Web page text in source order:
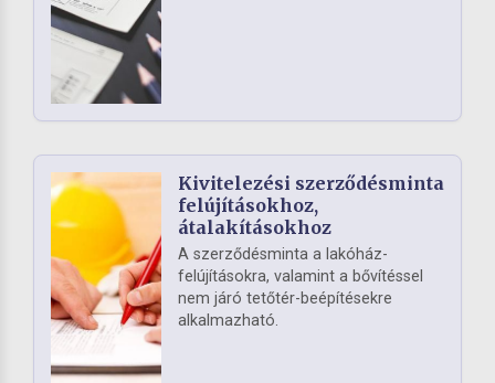
Kivitelezési szerződésminta
felújításokhoz,
átalakításokhoz
A szerződésminta a lakóház-
felújításokra, valamint a bővítéssel
nem járó tetőtér-beépítésekre
alkalmazható.